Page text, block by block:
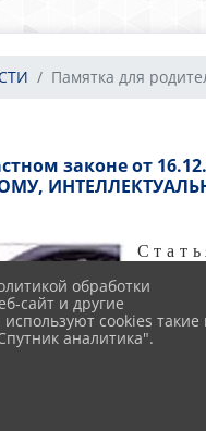
Памятка для
законе от
С т а т ь
охране
с
обработки
сайт и другие
cookies такие
аналитика".